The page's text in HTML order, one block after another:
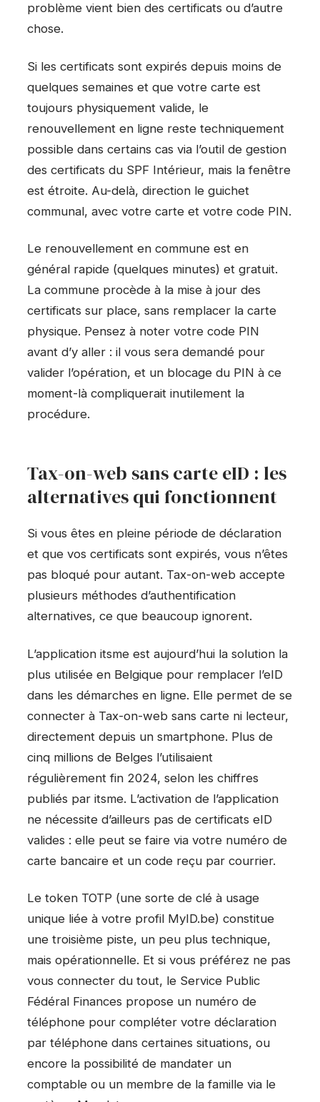
problème vient bien des certificats ou d’autre
chose.
Si les certificats sont expirés depuis moins de
quelques semaines et que votre carte est
toujours physiquement valide, le
renouvellement en ligne reste techniquement
possible dans certains cas via l’outil de gestion
des certificats du SPF Intérieur, mais la fenêtre
est étroite. Au-delà, direction le guichet
communal, avec votre carte et votre code PIN.
Le renouvellement en commune est en
général rapide (quelques minutes) et gratuit.
La commune procède à la mise à jour des
certificats sur place, sans remplacer la carte
physique. Pensez à noter votre code PIN
avant d’y aller : il vous sera demandé pour
valider l’opération, et un blocage du PIN à ce
moment-là compliquerait inutilement la
procédure.
Tax-on-web sans carte eID : les
alternatives qui fonctionnent
Si vous êtes en pleine période de déclaration
et que vos certificats sont expirés, vous n’êtes
pas bloqué pour autant. Tax-on-web accepte
plusieurs méthodes d’authentification
alternatives, ce que beaucoup ignorent.
L’application itsme est aujourd’hui la solution la
plus utilisée en Belgique pour remplacer l’eID
dans les démarches en ligne. Elle permet de se
connecter à Tax-on-web sans carte ni lecteur,
directement depuis un smartphone. Plus de
cinq millions de Belges l’utilisaient
régulièrement fin 2024, selon les chiffres
publiés par itsme. L’activation de l’application
ne nécessite d’ailleurs pas de certificats eID
valides : elle peut se faire via votre numéro de
carte bancaire et un code reçu par courrier.
Le token TOTP (une sorte de clé à usage
unique liée à votre profil MyID.be) constitue
une troisième piste, un peu plus technique,
mais opérationnelle. Et si vous préférez ne pas
vous connecter du tout, le Service Public
Fédéral Finances propose un numéro de
téléphone pour compléter votre déclaration
par téléphone dans certaines situations, ou
encore la possibilité de mandater un
comptable ou un membre de la famille via le